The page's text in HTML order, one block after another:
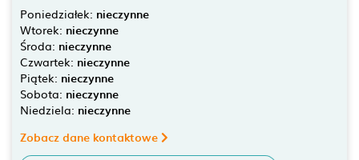
Poniedziałek: nieczynne
Wtorek: nieczynne
Środa: nieczynne
Czwartek: nieczynne
Piątek: nieczynne
Sobota: nieczynne
Niedziela: nieczynne
Zobacz dane kontaktowe